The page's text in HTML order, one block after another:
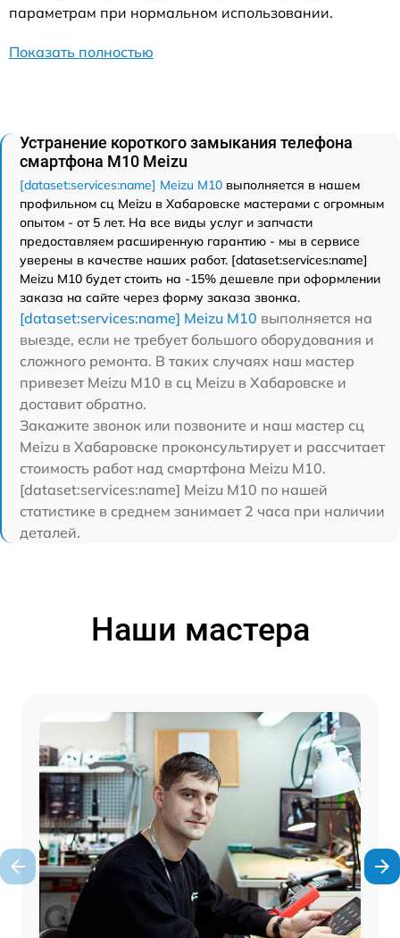
параметрам при нормальном использовании.
Показать полностью
Устранение короткого замыкания телефона
смартфона M10 Meizu
[dataset:services:name] Meizu M10 выполняется в нашем
профильном сц Meizu в Хабаровске мастерами с огромным
опытом - от 5 лет. На все виды услуг и запчасти
предоставляем расширенную гарантию - мы в сервисе
уверены в качестве наших работ. [dataset:services:name]
Meizu M10 будет стоить на -15% дешевле при оформлении
заказа на сайте через форму заказа звонка.
[dataset:services:name] Meizu M10 выполняется на
выезде, если не требует большого оборудования и
сложного ремонта. В таких случаях наш мастер
привезет Meizu M10 в сц Meizu в Хабаровске и
доставит обратно.
Закажите звонок или позвоните и наш мастер сц
Meizu в Хабаровске проконсультирует и рассчитает
стоимость работ над смартфона Meizu M10.
[dataset:services:name] Meizu M10 по нашей
статистике в среднем занимает 2 часа при наличии
деталей.
Наши мастера